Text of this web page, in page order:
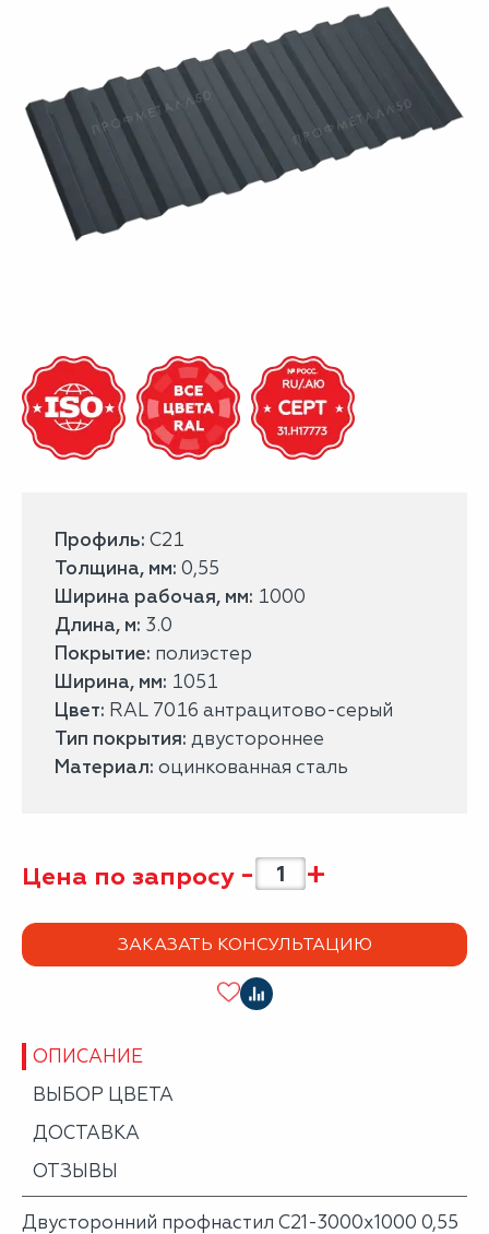
Профиль: С21
Толщина, мм: 0,55
Ширина рабочая, мм: 1000
Длина, м: 3.0
Покрытие: полиэстер
Ширина, мм: 1051
Цвет: RAL 7016 антрацитово-серый
Тип покрытия: двустороннее
Материал: оцинкованная сталь
Цена по запросу - +
ЗАКАЗАТЬ КОНСУЛЬТАЦИЮ
ОПИСАНИЕ
ВЫБОР ЦВЕТА
ДОСТАВКА
ОТЗЫВЫ
Двусторонний профнастил С21-3000х1000 0,55